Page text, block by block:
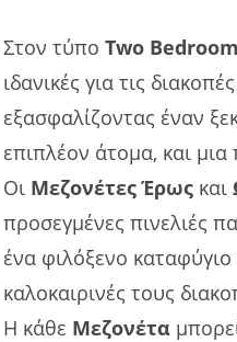
Στον τύποTwo
ιδανικές για τις
εξασφαλίζοντας έναν
επιπλέον άτομα, και
Οι ΜεζονέτεςΈρως και
προσεγμένες πινελιές
ένα φιλόξενο καταφύγιο
καλοκαιρινές τους
Η κάθε Μεζονέτα